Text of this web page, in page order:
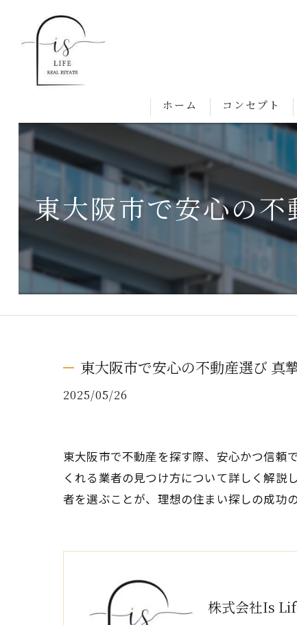
ホーム コンセプト
東大阪市で安心の
東大阪市で安心の不動産選び 真
2025/05/26
東大阪市で不動産を探す際、安心かつ信頼
くれる業者の見つけ方について詳しく解説
者を選ぶことが、理想の住まい探しの成功
株式会社Is